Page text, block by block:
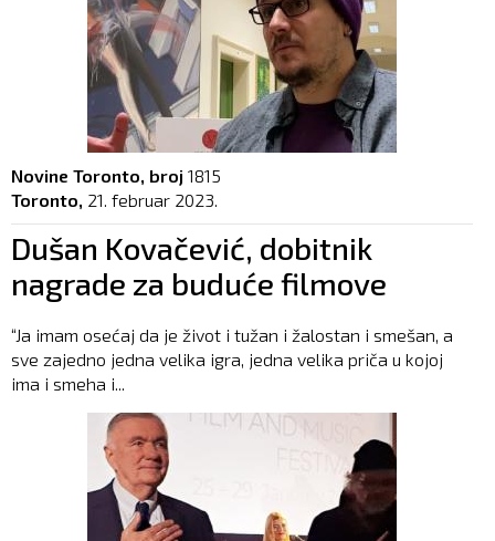
Novine Toronto, broj 1815
Toronto, 21. februar 2023.
Dušan Kovačević, dobitnik
nagrade za buduće filmove
“Ja imam osećaj da je život i tužan i žalostan i smešan, a
sve zajedno jedna velika igra, jedna velika priča u kojoj
ima i smeha i...